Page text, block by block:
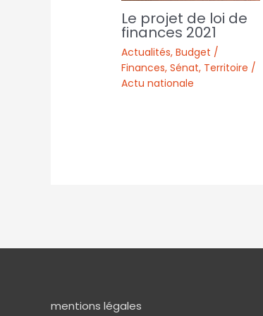
Le projet de loi de
finances 2021
Actualités,Budget /
Finances,Sénat, Territoire /
Actu nationale
mentions légales